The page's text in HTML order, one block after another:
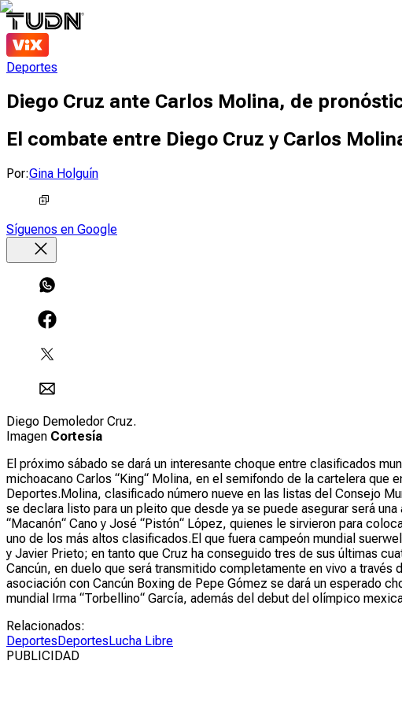
Deportes
Diego Cruz ante Carlos Molina, de
El combate entre Diego Cruz y Carlos
Por:Gina Holguín
Síguenos en Google
Diego Demoledor Cruz.
Imagen Cortesía
El próximo sábado se dará un interesante choque entre clasificados
michoacano Carlos “King“ Molina, en el semifondo de la cartelera que
Deportes.Molina, clasificado número nueve en las listas del Consejo
se declara listo para un pleito que desde ya se puede asegurar será
“Macanón“ Cano y José “Pistón“ López, quienes le sirvieron para
uno de los más altos clasificados.El que fuera campeón mundial
y Javier Prieto; en tanto que Cruz ha conseguido tres de sus últimas
Cancún, en duelo que será transmitido completamente en vivo a
asociación con Cancún Boxing de Pepe Gómez se dará un esperado
mundial Irma “Torbellino“ García, además del debut del olímpico
Relacionados:
DeportesDeportesLucha Libre
PUBLICIDAD